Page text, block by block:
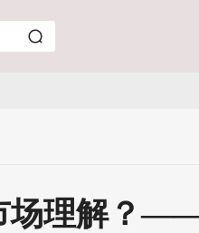
场理解？